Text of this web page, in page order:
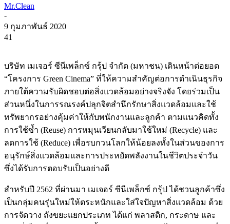
Mr.Clean
-
9 กุมภาพันธ์ 2020
41
บริษัท เมเจอร์ ซีนีเพล็กซ์ กรุ้ป จำกัด (มหาชน) เดินหน้าต่อยอด
“โครงการ Green Cinema” ที่ให้ความสำคัญต่อการดำเนินธุรกิจ
ภายใต้ความรับผิดชอบต่อสิ่งแวดล้อมอย่างจริงจัง โดยร่วมเป็น
ส่วนหนึ่งในการรณรงค์ปลุกจิตสำนึกรักษาสิ่งแวดล้อมและใช้
ทรัพยากรอย่างคุ้มค่าให้กับพนักงานและลูกค้า ตามแนวคิดทั้ง
การใช้ซ้ำ (Reuse) การหมุนเวียนกลับมาใช้ใหม่ (Recycle) และ
ลดการใช้ (Reduce) เพื่อรบกวนโลกให้น้อยลงทั้งในส่วนของการ
อนุรักษ์สิ่งแวดล้อมและการประหยัดพลังงานในชีวิตประจำวัน
ซึ่งได้รับการตอบรับเป็นอย่างดี
สำหรับปี 2562 ที่ผ่านมา เมเจอร์ ซีนีเพล็กซ์ กรุ้ป ได้ชวนลูกค้าซึ่ง
เป็นกลุ่มคนรุ่นใหม่ให้ตระหนักและใส่ใจปัญหาสิ่งแวดล้อม ด้วย
การจัดวาง ถังขยะแยกประเภท ได้แก่ พลาสติก, กระดาษ และ